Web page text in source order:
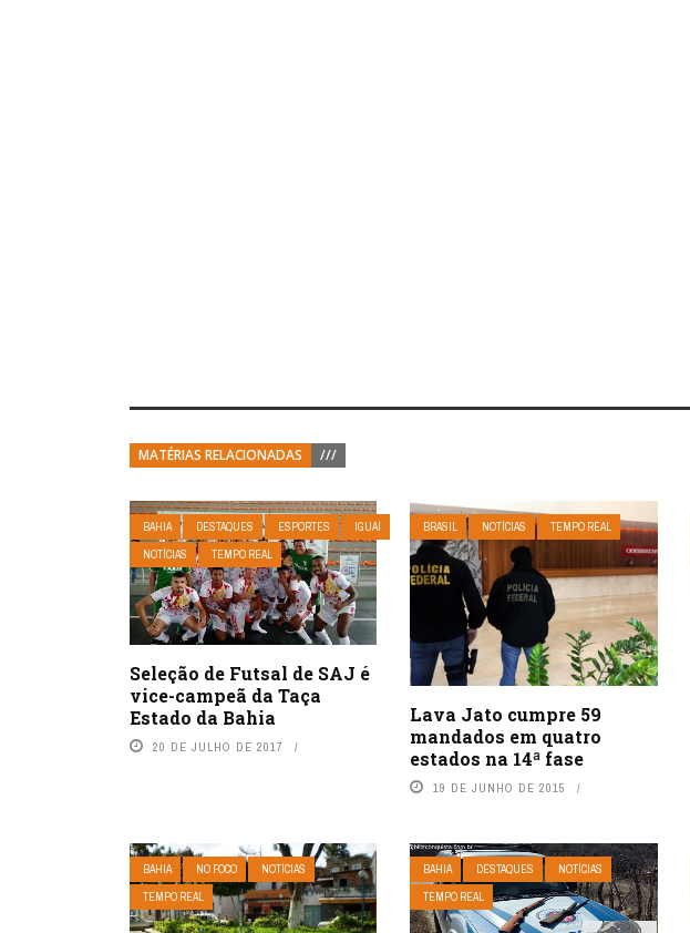
MATÉRIAS RELACIONADAS ///
BAHIA DESTAQUES ESPORTES
IGUAÍ
NOTÍCIAS
TEMPO REAL
Seleção de Futsal de SAJ é
vice-campeã da Taça
Estado da Bahia
20 DE JULHO DE 2017
BRASIL NOTÍCIAS TEMPO REAL
Lava Jato cumpre 59
mandados em quatro
estados na 14ª fase
19 DE JUNHO DE 2015
BAHIA NO FOCO
NOTÍCIAS
TEMPO REAL
BAHIA DESTAQUES
NOTÍCIAS
TEMPO REAL